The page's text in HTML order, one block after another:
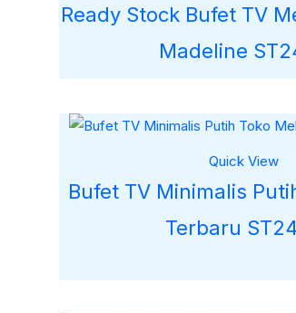
Ready Stock Bufet TV
Madeline
Quick View
Bufet TV Minimalis
Terbaru